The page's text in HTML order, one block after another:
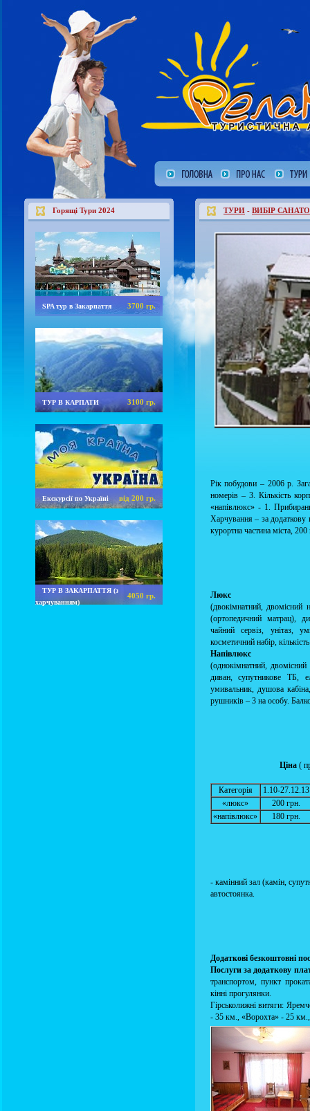
Горящі Тури 2024
SPA тур в Закарпаття 3700 гр.
ТУР В КАРПАТИ 3100 гр.
Екскурсії по Україні від 200 гр.
ТУР В ЗАКАРПАТТЯ (з
харчуванням)
4050 гр.
ТУРИ - ВИБІР
Рік побудови – 2006 р.
номерів – 3. Кількість
«напівлюкс» - 1.
Харчування – за додаткову
курортна частина міста,
Люкс
(двокімнатний,
(ортопедичний матрац),
чайний сервіз, унітаз,
косметичний набір,
Напівлюкс
(однокімнатний,
диван, супутникове ТБ,
умивальник, душова
рушників – 3 на особу.
Ціна (
Категорія
1.10-27.12.13
«люкс»
200 грн.
«напівлюкс»
180 грн.
- камінний зал (камін,
автостоянка.
Додаткові безкоштовні
Послуги за додаткову
транспортом, пункт
кінні прогулянки.
Гірськолижні витяги:
- 35 км., «Ворохта» - 25